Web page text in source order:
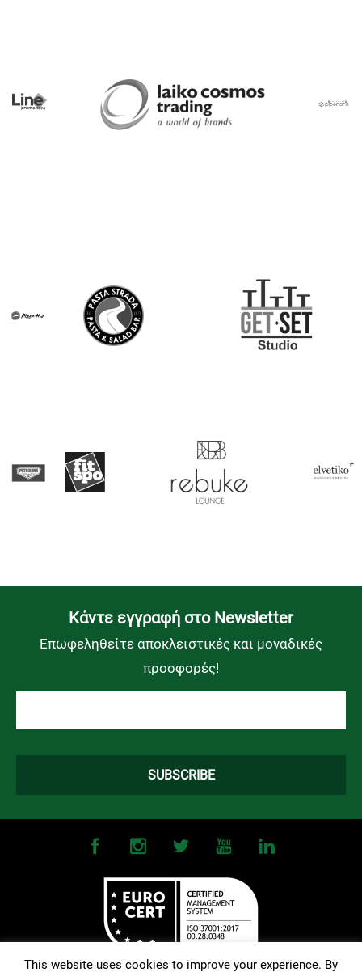
Kάντε εγγραφή στο Newsletter
Επωφεληθείτε αποκλειστικές και μοναδικές
προσφορές!
This website uses cookies to improve your experience. By